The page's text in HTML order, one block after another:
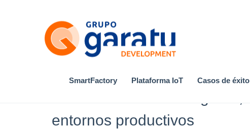
SmartFactory Plataforma IoT Casos de éxito
entornos productivos